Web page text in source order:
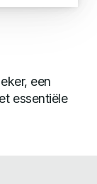
een
essentiële